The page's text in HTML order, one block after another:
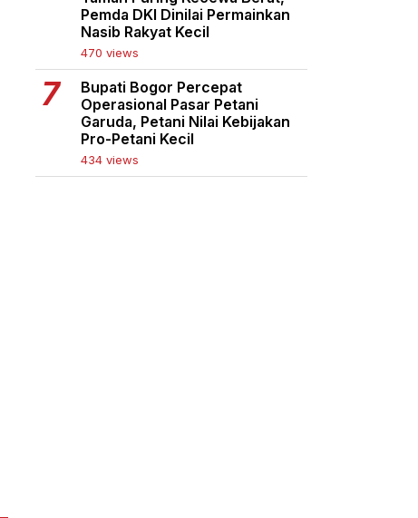
Pemda DKI Dinilai Permainkan
Nasib Rakyat Kecil
470 views
Bupati Bogor Percepat
Operasional Pasar Petani
Garuda, Petani Nilai Kebijakan
Pro-Petani Kecil
434 views